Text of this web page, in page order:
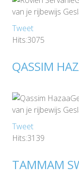
van je rijbewijs
Tweet
Hits:3075
QASSIM
van je rijbewijs
Tweet
Hits:3139
TAMMAM